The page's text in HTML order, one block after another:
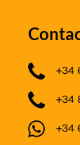
+34
+34
+34